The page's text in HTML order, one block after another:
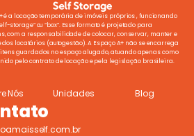
é a locação temporária de imóveis próprios , funcionando
storage” ou “box”. Esse formato é projetado para
com a responsabilidade de colocar, conservar, manter e
locatários (autogestão). A Espaço A+ não se encarrega
guardados no espaço alugado, atuando apenas como
pelo contrato de locação e pela legislação brasileira.
Nós Unidades Blog